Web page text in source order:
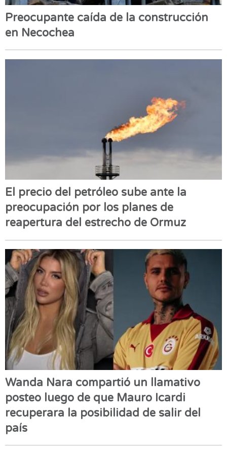
Preocupante caída de la construcción
en Necochea
El precio del petróleo sube ante la
preocupación por los planes de
reapertura del estrecho de Ormuz
Wanda Nara compartió un llamativo
posteo luego de que Mauro Icardi
recuperara la posibilidad de salir del
país